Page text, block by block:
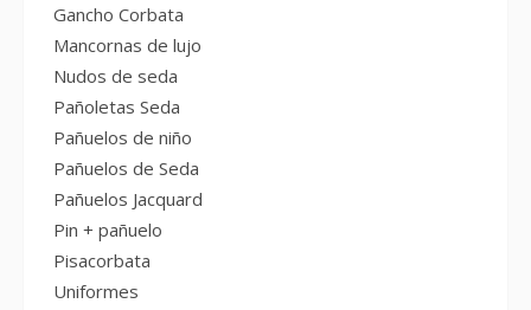
Gancho Corbata
Mancornas de lujo
Nudos de seda
Pañoletas Seda
Pañuelos de niño
Pañuelos de Seda
Pañuelos Jacquard
Pin + pañuelo
Pisacorbata
Uniformes